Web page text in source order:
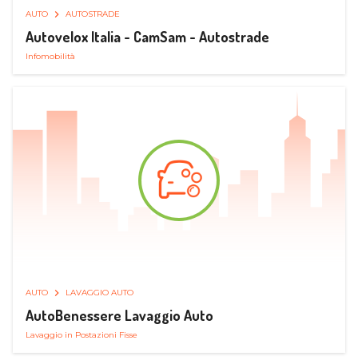
AUTO AUTOSTRADE
Autovelox Italia - CamSam - Autostrade
Infomobilità
AUTO LAVAGGIO AUTO
AutoBenessere Lavaggio Auto
Lavaggio in Postazioni Fisse